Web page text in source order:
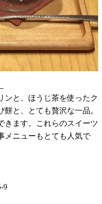
ンと、ほうじ茶を使ったク
と、とても贅沢な一品。
きます。これらのスイーツ
メニューもとても人気で
9